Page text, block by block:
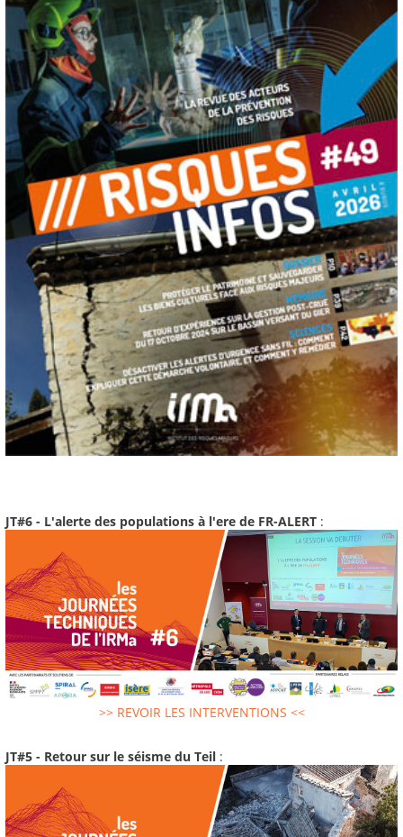
JT#6 - L'alerte des populations à l'ere de FR-ALERT :
>> REVOIR LES INTERVENTIONS <<
JT#5 - Retour sur le séisme du Teil :